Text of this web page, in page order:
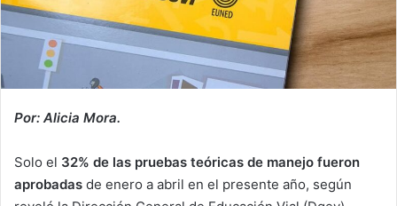
Por: Alicia Mora.
Solo el 32% de las pruebas teóricas de manejo fueron
aprobadas de enero a abril en el presente año, según